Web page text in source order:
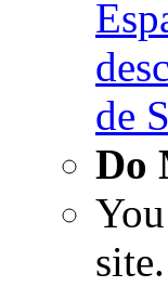
de
Do
site.